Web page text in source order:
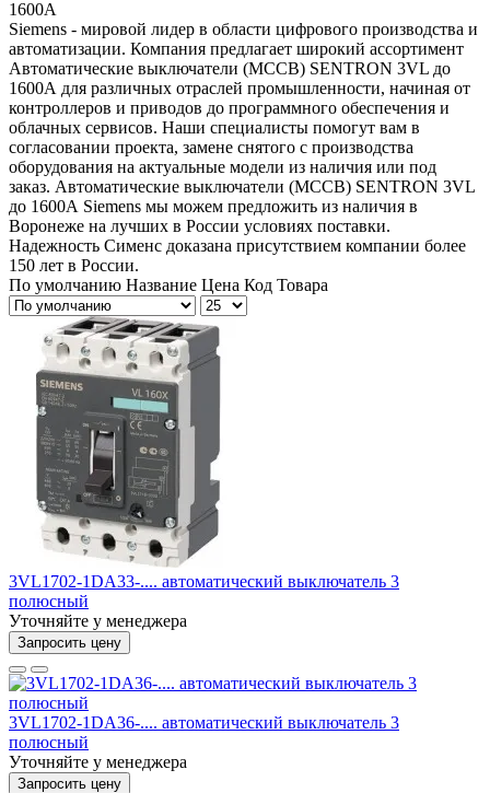
Siemens - мировой лидер в области цифрового производства и
автоматизации. Компания предлагает широкий ассортимент
Автоматические выключатели (MCCB) SENTRON 3VL до
1600А для различных отраслей промышленности, начиная от
контроллеров и приводов до программного обеспечения и
облачных сервисов. Наши специалисты помогут вам в
согласовании проекта, замене снятого с производства
оборудования на актуальные модели из наличия или под
заказ. Автоматические выключатели (MCCB) SENTRON 3VL
до 1600А Siemens мы можем предложить из наличия в
Воронеже на лучших в России условиях поставки.
Надежность Сименс доказана присутствием компании более
150 лет в России.
По умолчанию Название Цена Код Товара
3VL1702-1DA33-.... автоматический выключатель 3
полюсный
Уточняйте у менеджера
Запросить цену
3VL1702-1DA36-.... автоматический выключатель 3
полюсный
Уточняйте у менеджера
Запросить цену